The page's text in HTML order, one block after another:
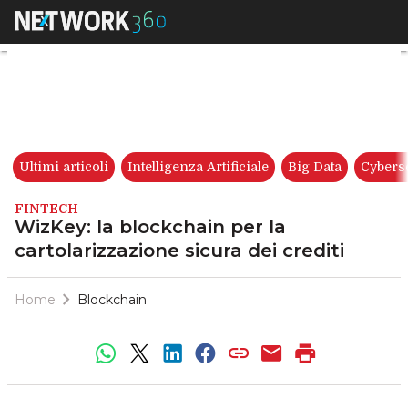
WizKey: la blockchain per la
Ultimi articoli Intelligenza Artificiale Big Data
FINTECH
WizKey: la blockchain per la
cartolarizzazione sicura dei crediti
Home Blockchain